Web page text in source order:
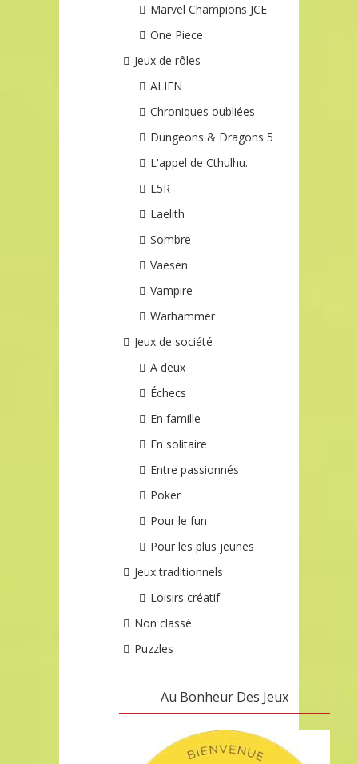
Marvel Champions JCE
One Piece
Jeux de rôles
ALIEN
Chroniques oubliées
Dungeons & Dragons 5
L'appel de Cthulhu.
L5R
Laelith
Sombre
Vaesen
Vampire
Warhammer
Jeux de société
A deux
Échecs
En famille
En solitaire
Entre passionnés
Poker
Pour le fun
Pour les plus jeunes
Jeux traditionnels
Loisirs créatif
Non classé
Puzzles
Au Bonheur Des Jeux